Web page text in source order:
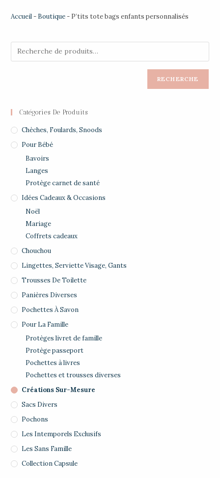
Accueil - Boutique - P’tits tote bags enfants personnalisés
RECHERCHE
Catégories De Produits
Chèches, Foulards, Snoods
Pour Bébé
Bavoirs
Langes
Protège carnet de santé
Idées Cadeaux & Occasions
Noël
Mariage
Coffrets cadeaux
Chouchou
Lingettes, Serviette Visage, Gants
Trousses De Toilette
Panières Diverses
Pochettes À Savon
Pour La Famille
Protèges livret de famille
Protège passeport
Pochettes à livres
Pochettes et trousses diverses
Créations Sur-Mesure
Sacs Divers
Pochons
Les Intemporels Exclusifs
Les Sans Famille
Collection Capsule